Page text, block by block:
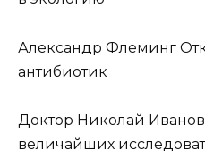
Александр Флеминг
антибиотик
Доктор Николай
величайших